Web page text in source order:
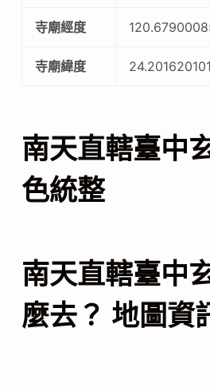
寺廟經度
寺廟緯度
南天直轄臺中
色統整
南天直轄臺中
麼去？ 地圖資